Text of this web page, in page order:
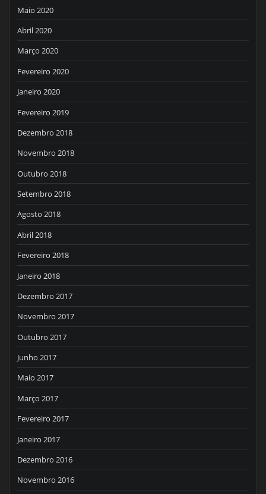
Maio 2020
Abril 2020
Março 2020
Fevereiro 2020
Janeiro 2020
Fevereiro 2019
Dezembro 2018
Novembro 2018
Outubro 2018
Setembro 2018
Agosto 2018
Abril 2018
Fevereiro 2018
Janeiro 2018
Dezembro 2017
Novembro 2017
Outubro 2017
Junho 2017
Maio 2017
Março 2017
Fevereiro 2017
Janeiro 2017
Dezembro 2016
Novembro 2016